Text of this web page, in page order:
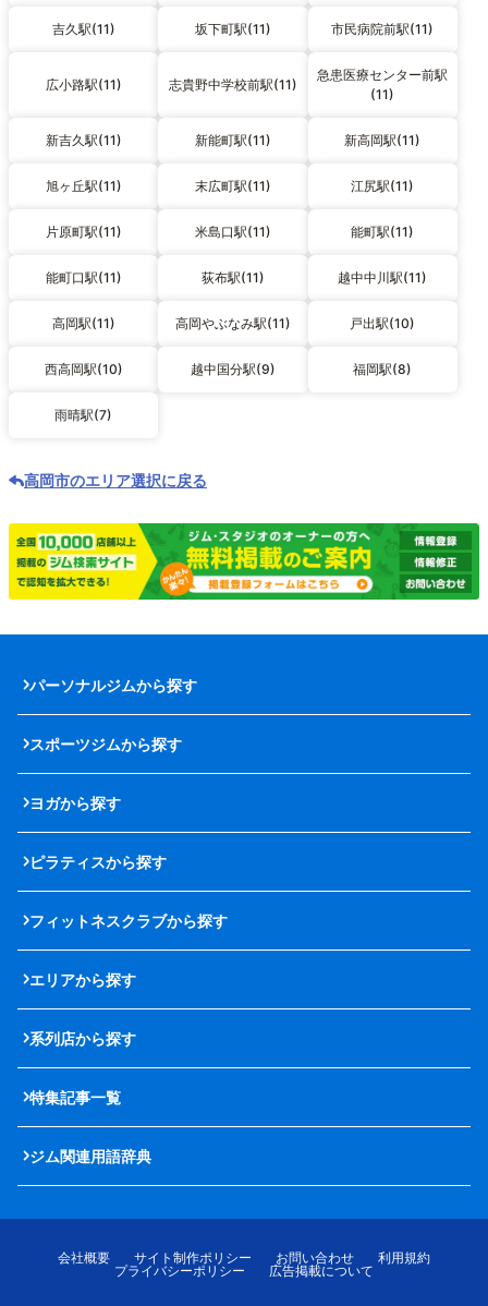
吉久駅(11) 坂下町駅(11) 市民病院前駅(11)
広小路駅(11) 志貴野中学校前駅(11)
急患医療センター前駅
(11)
新吉久駅(11) 新能町駅(11) 新高岡駅(11)
旭ヶ丘駅(11) 末広町駅(11) 江尻駅(11)
片原町駅(11) 米島口駅(11) 能町駅(11)
能町口駅(11) 荻布駅(11) 越中中川駅(11)
高岡駅(11) 高岡やぶなみ駅(11) 戸出駅(10)
西高岡駅(10) 越中国分駅(9) 福岡駅(8)
雨晴駅(7)
高岡市のエリア選択に戻る
パーソナルジムから探す
スポーツジムから探す
ヨガから探す
ピラティスから探す
フィットネスクラブから探す
エリアから探す
系列店から探す
特集記事一覧
ジム関連用語辞典
会社概要 サイト制作ポリシー お問い合わせ
利用規約
プライバシーポリシー
広告掲載について